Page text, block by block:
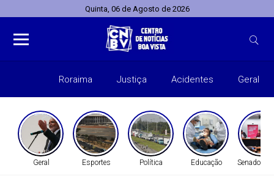
Quinta, 06 de Agosto de 2026
Roraima Justiça Acidentes Geral
Geral Esportes Política Educação Senado